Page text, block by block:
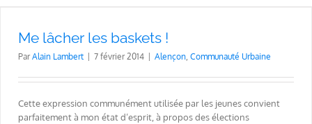
Me lâcher les baskets !
ParAlain Lambert 7 février 2014 Alençon, Communauté Urbaine
Cette expression communément utilisée par les jeunes convient
parfaitement à mon état d’esprit, à propos des élections